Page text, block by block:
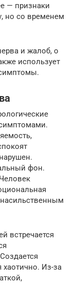
— признаки
но со временем
и жалоб, о
использует
фон.
встречается
хаотично. Из-за